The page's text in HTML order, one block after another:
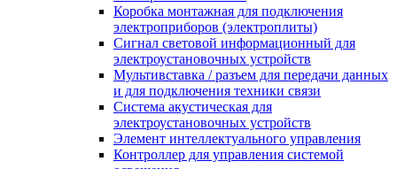
Коробка монтажная для подключения
электроприборов (электроплиты)
Сигнал световой информационный для
электроустановочных устройств
Мультивставка / разъем для передачи данных
и для подключения техники связи
Система акустическая для
электроустановочных устройств
Элемент интеллектуального управления
Контроллер для управления системой